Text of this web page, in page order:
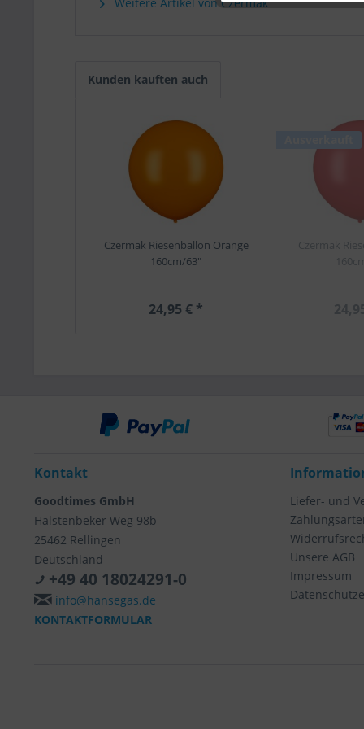
Kunden kauften auch
Czermak Riesenballon Orange
160cm/63"
24,95 € *
Czermak
Kontakt
Goodtimes GmbH
Halstenbeker Weg 98b
25462 Rellingen
Deutschland
+49 40 18024291-0
info@hansegas.de
KONTAKTFORMULAR
Liefer- und
Unsere AGB
Impressum